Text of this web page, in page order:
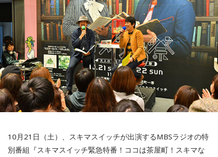
は、鶴間さんの笑い声も懐かしいところです。
■放送日時：毎週月曜日 21時30分〜22時
この番組をラジコで聴く
NACK5『Nutty Radio Show THE魂』
火曜日の番組内コーナー「町のどうぶつ園」では、大の動物
る動物トークをお届けしています。お相手はラフレクラン・
西村真二さん。
10月21日（土）、スキマスイッチが出演するMBSラジオの特
別番組『スキマスイッチ緊急特番！ココは茶屋町！スキマな